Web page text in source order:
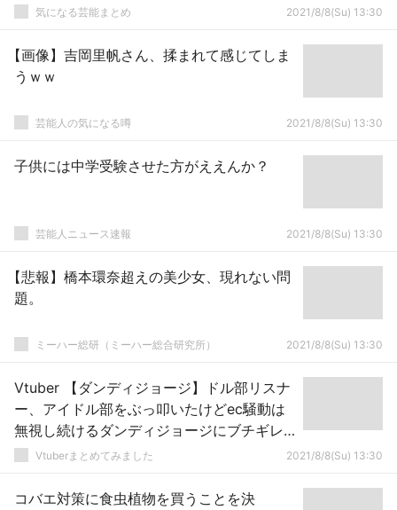
気になる芸能まとめ 2021/8/8(Su) 13:30
【画像】吉岡里帆さん、揉まれて感じてしま
うｗｗ
芸能人の気になる噂 2021/8/8(Su) 13:30
子供には中学受験させた方がええんか？
芸能人ニュース速報 2021/8/8(Su) 13:30
【悲報】橋本環奈超えの美少女、現れない問
題。
ミーハー総研（ミーハー総合研究所） 2021/8/8(Su) 13:30
Vtuber 【ダンディジョージ】ドル部リスナ
ー、アイドル部をぶっ叩いたけどec騒動は
無視し続けるダンディジョージにブチギレ
ｗｗｗｗｗ←こんな無名な物申す系Vにわざ
Vtuberまとめてみました 2021/8/8(Su) 13:30
コバエ対策に食虫植物を買うことを決